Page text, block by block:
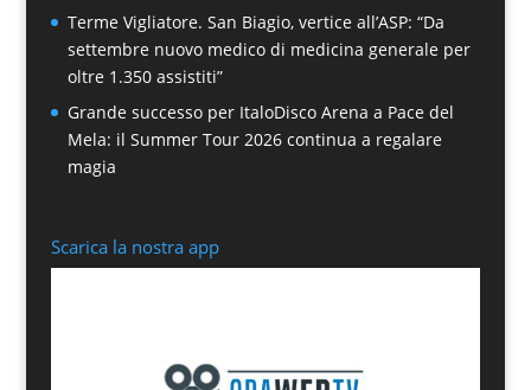
Terme Vigliatore. San Biagio, vertice all’ASP: “Da
settembre nuovo medico di medicina generale per
oltre 1.350 assistiti”
Grande successo per ItaloDisco Arena a Pace del
Mela: il Summer Tour 2026 continua a regalare
magia
Scarica la nostra app